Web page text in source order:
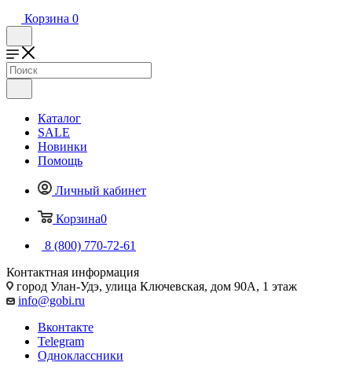
Корзина 0
Каталог
SALE
Новинки
Помощь
Личный кабинет
Корзина0
8 (800) 770-72-61
Контактная информация
город Улан-Удэ, улица Ключевская, дом 90А, 1 этаж
info@gobi.ru
Вконтакте
Telegram
Одноклассники